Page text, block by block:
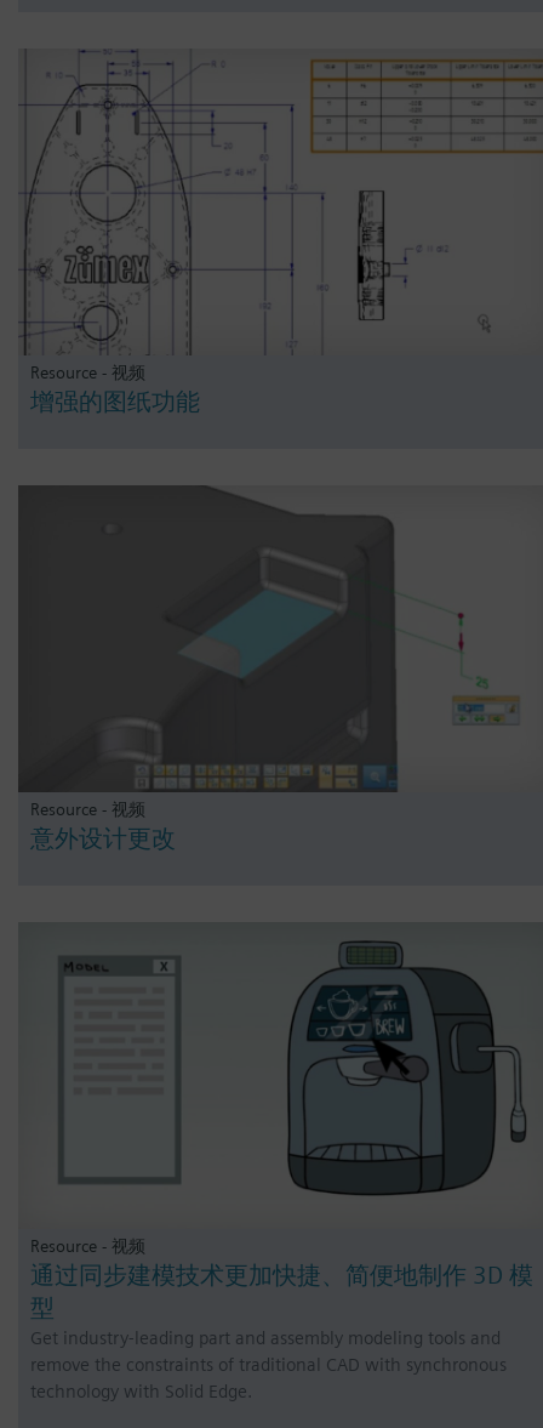
Resource - 视频
增强的图纸功能
Resource - 视频
意外设计更改
Resource - 视频
通过同步建模技术更加快捷、简便地制作 3D 模
型
Get industry-leading part and assembly modeling tools and
remove the constraints of traditional CAD with synchronous
technology with Solid Edge.